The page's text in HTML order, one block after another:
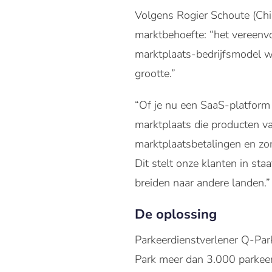
Volgens Rogier Schoute
marktbehoefte: “het
marktplaats-bedrijfsmodel
grootte.”
“Of je nu een SaaS-
marktplaats die producten
marktplaatsbetalingen en
Dit stelt onze klanten in
breiden naar andere landen.”
De oplossing
Parkeerdienstverlener Q-
Park meer dan 3.000